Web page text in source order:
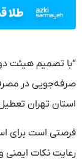
“با تصمیم هیئت
صرفه‌جویی در مصرف
استان تهران
فرصتی است برای
رعایت نکات